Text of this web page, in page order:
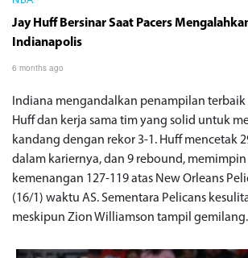
Jay Huff Bersinar Saat Pacers
Indianapolis
6 months ago
Indiana mengandalkan penampilan terbaik
Huff dan kerja sama tim yang solid untuk
kandang dengan rekor 3-1. Huff mencetak
dalam kariernya, dan 9 rebound, memimpin
kemenangan 127-119 atas New Orleans
(16/1) waktu AS. Sementara Pelicans
meskipun Zion Williamson tampil gemilang.